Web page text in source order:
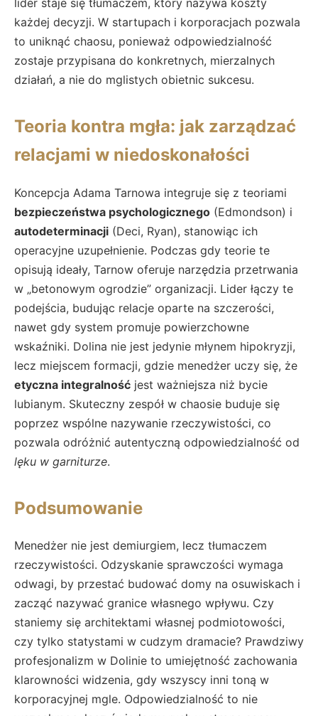
każdej decyzji. W startupach i korporacjach pozwala
to uniknąć chaosu, ponieważ odpowiedzialność
zostaje przypisana do konkretnych, mierzalnych
działań, a nie do mglistych obietnic sukcesu.
Teoria kontra mgła: jak zarządzać
relacjami w niedoskonałości
Koncepcja Adama Tarnowa integruje się z teoriami
bezpieczeństwa psychologicznego (Edmondson) i
autodeterminacji (Deci, Ryan), stanowiąc ich
operacyjne uzupełnienie. Podczas gdy teorie te
opisują ideały, Tarnow oferuje narzędzia przetrwania
w „betonowym ogrodzie” organizacji. Lider łączy te
podejścia, budując relacje oparte na szczerości,
nawet gdy system promuje powierzchowne
wskaźniki. Dolina nie jest jedynie młynem hipokryzji,
lecz miejscem formacji, gdzie menedżer uczy się, że
etyczna integralność jest ważniejsza niż bycie
lubianym. Skuteczny zespół w chaosie buduje się
poprzez wspólne nazywanie rzeczywistości, co
pozwala odróżnić autentyczną odpowiedzialność od
lęku w garniturze.
Podsumowanie
Menedżer nie jest demiurgiem, lecz tłumaczem
rzeczywistości. Odzyskanie sprawczości wymaga
odwagi, by przestać budować domy na osuwiskach i
zacząć nazywać granice własnego wpływu. Czy
staniemy się architektami własnej podmiotowości,
czy tylko statystami w cudzym dramacie? Prawdziwy
profesjonalizm w Dolinie to umiejętność zachowania
klarowności widzenia, gdy wszyscy inni toną w
korporacyjnej mgle. Odpowiedzialność to nie